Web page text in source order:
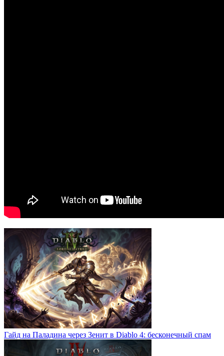
Гайд на Паладина через Зенит в Diablo 4: бесконечный спам